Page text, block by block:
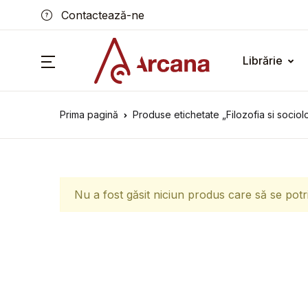
Contactează-ne
Librărie
Prima pagină Produse etichetate „Filozofia si
Nu a fost găsit niciun produs care să se